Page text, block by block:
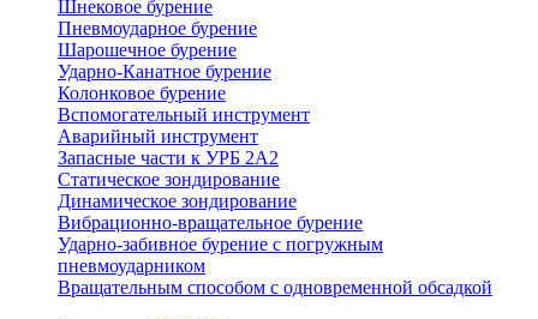
Шнековое бурение
Пневмоударное бурение
Шарошечное бурение
Ударно-Канатное бурение
Колонковое бурение
Вспомогательный инструмент
Аварийный инструмент
Запасные части к УРБ 2А2
Статическое зондирование
Динамическое зондирование
Вибрационно-вращательное бурение
Ударно-забивное бурение с погружным
пневмоударником
Вращательным способом с одновременной обсадкой